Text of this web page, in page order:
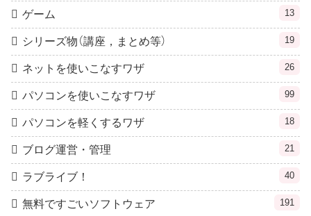
ゲーム 13
シリーズ物（講座，まとめ等） 19
ネットを使いこなすワザ 26
パソコンを使いこなすワザ 99
パソコンを軽くするワザ 18
ブログ運営・管理 21
ラブライブ！ 40
無料ですごいソフトウェア 191